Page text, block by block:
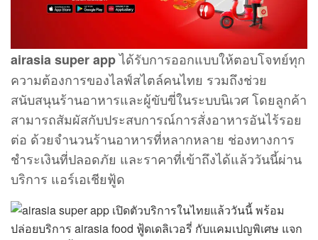
airasia super appได้รับการออกแบบให้ตอบโจทย์ทุก
ความต้องการของไลฟ์สไตล์คนไทย รวมถึงช่วย
สนับสนุนร้านอาหารและผู้ขับขี่ในระบบนิเวศ โดยลูกค้า
สามารถสัมผัสกับประสบการณ์การสั่งอาหารอันไร้รอย
ต่อ ด้วยจำนวนร้านอาหารที่หลากหลาย ช่องทางการ
ชำระเงินที่ปลอดภัย และราคาที่เข้าถึงได้แล้ววันนี้ผ่าน
บริการ แอร์เอเชียฟู้ด